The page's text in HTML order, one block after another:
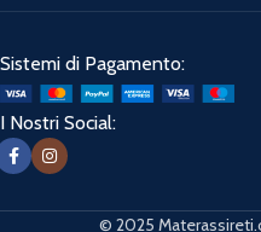
Sistemi di Pagamento:
I Nostri Social:
© 2025